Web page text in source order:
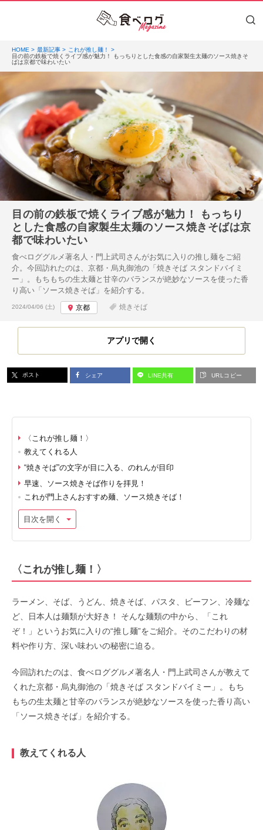
HOME 最新記事
これが推し麺！
目の前の鉄板で焼くライブ感が魅力！ もっちりとした食感の自家製生太麺のソース焼きそ
ばは京都で味わいたい
目の前の鉄板で焼くライブ感が魅力！ もっちり
とした食感の自家製生太麺のソース焼きそばは京
都で味わいたい
食べロググルメ著名人・門上武司さんがお気に入りの推し麺をご紹
介。今回訪れたのは、京都・烏丸御池の「焼きそば スタンドバイミ
ー」。もちもちの生太麺と甘辛のバランスが絶妙なソースを使った香
り高い「ソース焼きそば」を紹介する。
投稿日:
2024/04/06 (土) 京都 焼きそば
アプリで開く
ポスト シェア LINE共有 URLコピー
〈これが推し麺！〉
教えてくれる人
“焼きそば”の文字が目に入る、のれんが目印
早速、ソース焼きそば作りを拝見！
これが門上さんおすすめ麺、ソース焼きそば！
目次を開く
〈これが推し麺！〉
ラーメン、そば、うどん、焼きそば、パスタ、ビーフン、冷麺な
ど、日本人は麺類が大好き！ そんな麺類の中から、「これ
ぞ！」というお気に入りの“推し麺”をご紹介。そのこだわりの材
料や作り方、深い味わいの秘密に迫る。
今回訪れたのは、食べロググルメ著名人・門上武司さんが教えて
くれた京都・烏丸御池の「焼きそば スタンドバイミー」。もち
もちの生太麺と甘辛のバランスが絶妙なソースを使った香り高い
「ソース焼きそば」を紹介する。
教えてくれる人